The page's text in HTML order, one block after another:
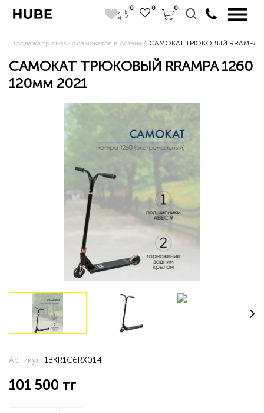
0 0 0
Продажа трюковых самокатов в Астане САМОКАТ ТРЮКОВЫЙ RRAMPA
САМОКАТ ТРЮКОВЫЙ RRAMPA 1260
120мм 2021
Артикул: 1BKR1C6RX014
101 500 тг